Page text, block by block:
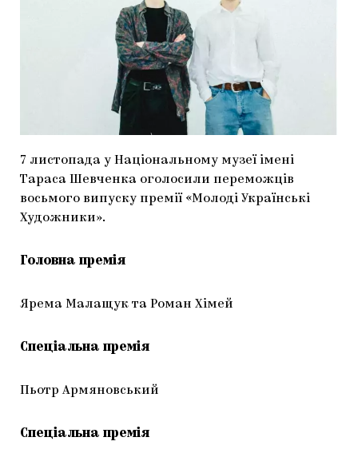
МАРІУПОЛЬСЬКІ МАРГІНАЛІЇ
ДОСЛІДНИЦЬКА ПЛАТФОРМА
ЗАПАЛЕННЯ
CARPATHIAN CULT ПРО РІЗДВЯНІ СВЯТА
7 листопада у Національному музеї імені
Тараса Шевченка оголосили переможців
восьмого випуску премії «Молоді Українські
Художники».
Головна премія
Ярема Малащук та Роман Хімей
Спеціальна премія
Пьотр Армяновський
Спеціальна премія